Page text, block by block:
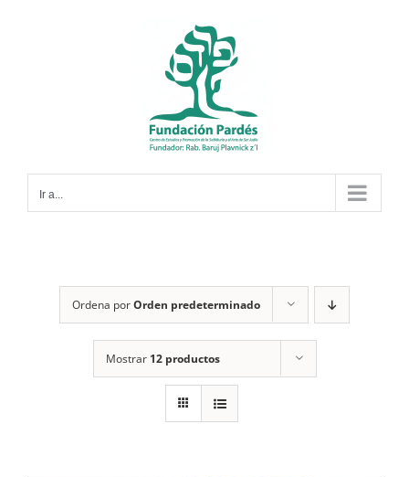
Ir a...
Ordena porOrden predeterminado
Mostrar 12 productos